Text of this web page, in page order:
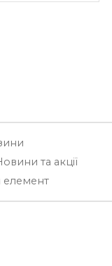
та акції
елемент